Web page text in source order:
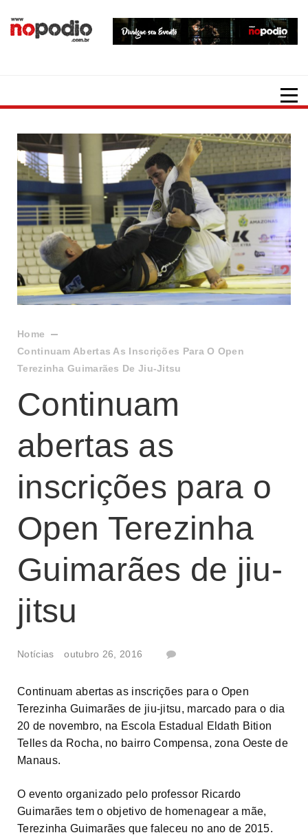
Home
Continuam Abertas As Inscrições Para O Open
Terezinha Guimarães De Jiu-Jitsu
Continuam
abertas as
inscrições para o
Open Terezinha
Guimarães de jiu-
jitsu
Notícias outubro 26, 2016
Continuam abertas as inscrições para o Open
Terezinha Guimarães de jiu-jitsu, marcado para o dia
20 de novembro, na Escola Estadual Eldath Bition
Telles da Rocha, no bairro Compensa, zona Oeste de
Manaus.
O evento organizado pelo professor Ricardo
Guimarães tem o objetivo de homenagear a mãe,
Terezinha Guimarães que faleceu no ano de 2015.